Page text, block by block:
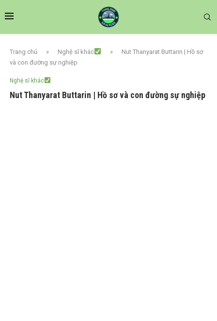
Trang chủ » Nghệ sĩ khác »
Nut Thanyarat Buttarin | Hồ sơ
và con đường sự nghiệp
Nghệ sĩ khác
Nut Thanyarat Buttarin | Hồ sơ và con đường sự nghiệp